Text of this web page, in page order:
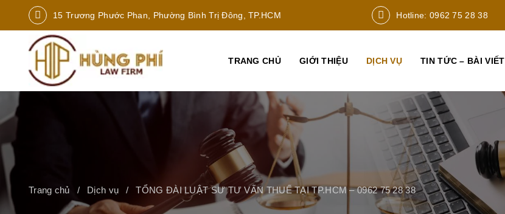
15 Trương Phước Phan, Phường Bình Trị Đông, TP.HCM Hotline: 0962 75 28 38
TRANG CHỦ GIỚI THIỆU DỊCH VỤ TIN TỨC – BÀI VIẾT
Trang chủ Dịch vụ TỔNG ĐÀI LUẬT SƯ TƯ VẤN THUẾ TẠI TP.HCM – 0962 75 28 38